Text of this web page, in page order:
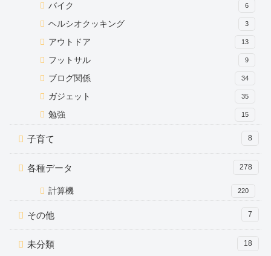
バイク 6
ヘルシオクッキング 3
アウトドア 13
フットサル 9
ブログ関係 34
ガジェット 35
勉強 15
子育て 8
各種データ 278
計算機 220
その他 7
未分類 18